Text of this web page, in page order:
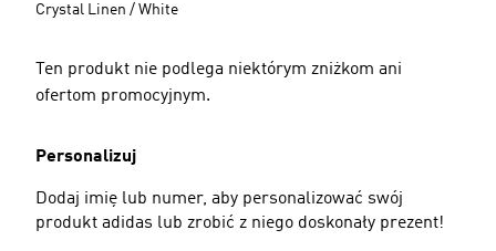
Crystal Linen / White
Ten produkt nie podlega niektórym zniżkom ani
ofertom promocyjnym.
Personalizuj
Dodaj imię lub numer, aby personalizować swój
produkt adidas lub zrobić z niego doskonały prezent!